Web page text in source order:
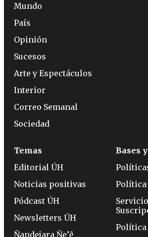
Mundo
País
Opinión
Sucesos
Arte y Espectáculos
Interior
Correo Semanal
Sociedad
Temas
Editorial ÚH
Noticias positivas
Pódcast ÚH
Newsletters ÚH
Ñandejara Ñe’ẽ
Bases
Política
Política